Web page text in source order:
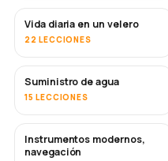
Vida diaria en un velero
22 LECCIONES
Suministro de agua
15 LECCIONES
Instrumentos modernos,
navegación